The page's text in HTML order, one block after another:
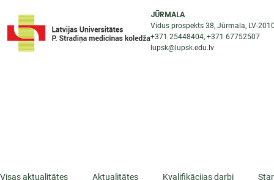
JŪRMALA
Vidus prospekts 38, Jūrmala, LV-
+371 25448404, +371 67752507
lupsk@lupsk.edu.lv
Visas aktualitātes Aktualitātes Kvalifikācijas darbi